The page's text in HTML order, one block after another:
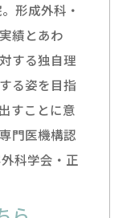
形成外科・
績とあわ
する独自理
る姿を目指
すことに意
門医機構認
科学会・正